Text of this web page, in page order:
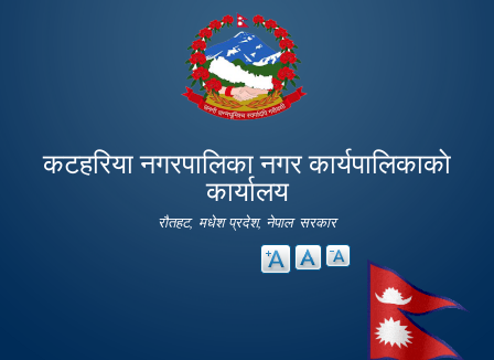
main
content
कटहरिया नगरपालिका नगर कार्यपालिकाकाे
कार्यालय
रौतहट, मधेश प्रदेश, नेपाल सरकार